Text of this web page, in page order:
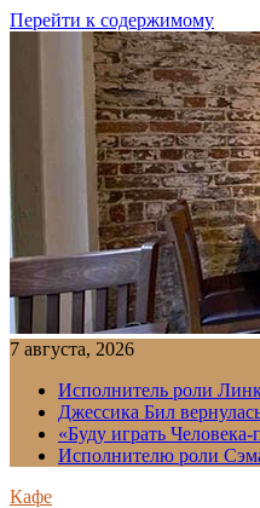
Перейти к содержимому
7 августа, 2026
Исполнитель роли
Джессика Бил
«Буду играть
Исполнителю роли
Кафе